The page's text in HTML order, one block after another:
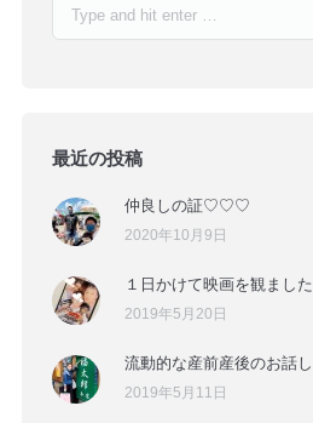
最近の投稿
仲良しの証♡♡♡
2020年10月9日
１日かけて映画を観ました
2019年5月20日
流動的な産前産後のお話し
2019年5月11日